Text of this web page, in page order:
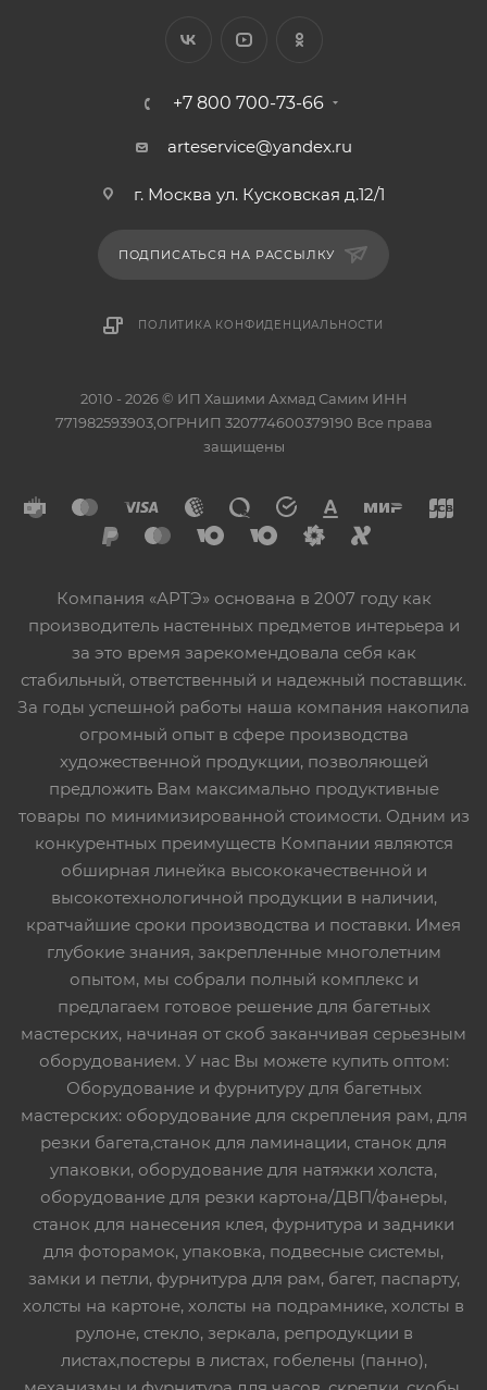
+7 800 700-73-66
arteservice@yandex.ru
г. Москва ул. Кусковская д.12/1
ПОДПИСАТЬСЯ НА РАССЫЛКУ
ПОЛИТИКА КОНФИДЕНЦИАЛЬНОСТИ
2010 - 2026 © ИП Хашими Ахмад Самим ИНН
771982593903,ОГРНИП 320774600379190 Все права
защищены
Компания «АРТЭ» основана в 2007 году как
производитель настенных предметов интерьера и
за это время зарекомендовала себя как
стабильный, ответственный и надежный поставщик.
За годы успешной работы наша компания накопила
огромный опыт в сфере производства
художественной продукции, позволяющей
предложить Вам максимально продуктивные
товары по минимизированной стоимости. Одним из
конкурентных преимуществ Компании являются
обширная линейка высококачественной и
высокотехнологичной продукции в наличии,
кратчайшие сроки производства и поставки. Имея
глубокие знания, закрепленные многолетним
опытом, мы собрали полный комплекс и
предлагаем готовое решение для багетных
мастерских, начиная от скоб заканчивая серьезным
оборудованием. У нас Вы можете купить оптом:
Оборудование и фурнитуру для багетных
мастерских: оборудование для скрепления рам, для
резки багета,станок для ламинации, станок для
упаковки, оборудование для натяжки холста,
оборудование для резки картона/ДВП/фанеры,
станок для нанесения клея, фурнитура и задники
для фоторамок, упаковка, подвесные системы,
замки и петли, фурнитура для рам, багет, паспарту,
холсты на картоне, холсты на подрамнике, холсты в
рулоне, стекло, зеркала, репродукции в
листах,постеры в листах, гобелены (панно),